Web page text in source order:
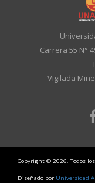
Carrera 55 N°
Vigilada
Copyright © 2026. Todos
Diseñado por Universidad